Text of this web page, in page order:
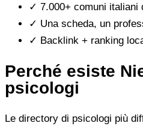
✓ 7.000+ comuni italiani
✓ Una scheda, un
✓ Backlink + ranking
Perché esiste
psicologi
Le directory di psicologi più